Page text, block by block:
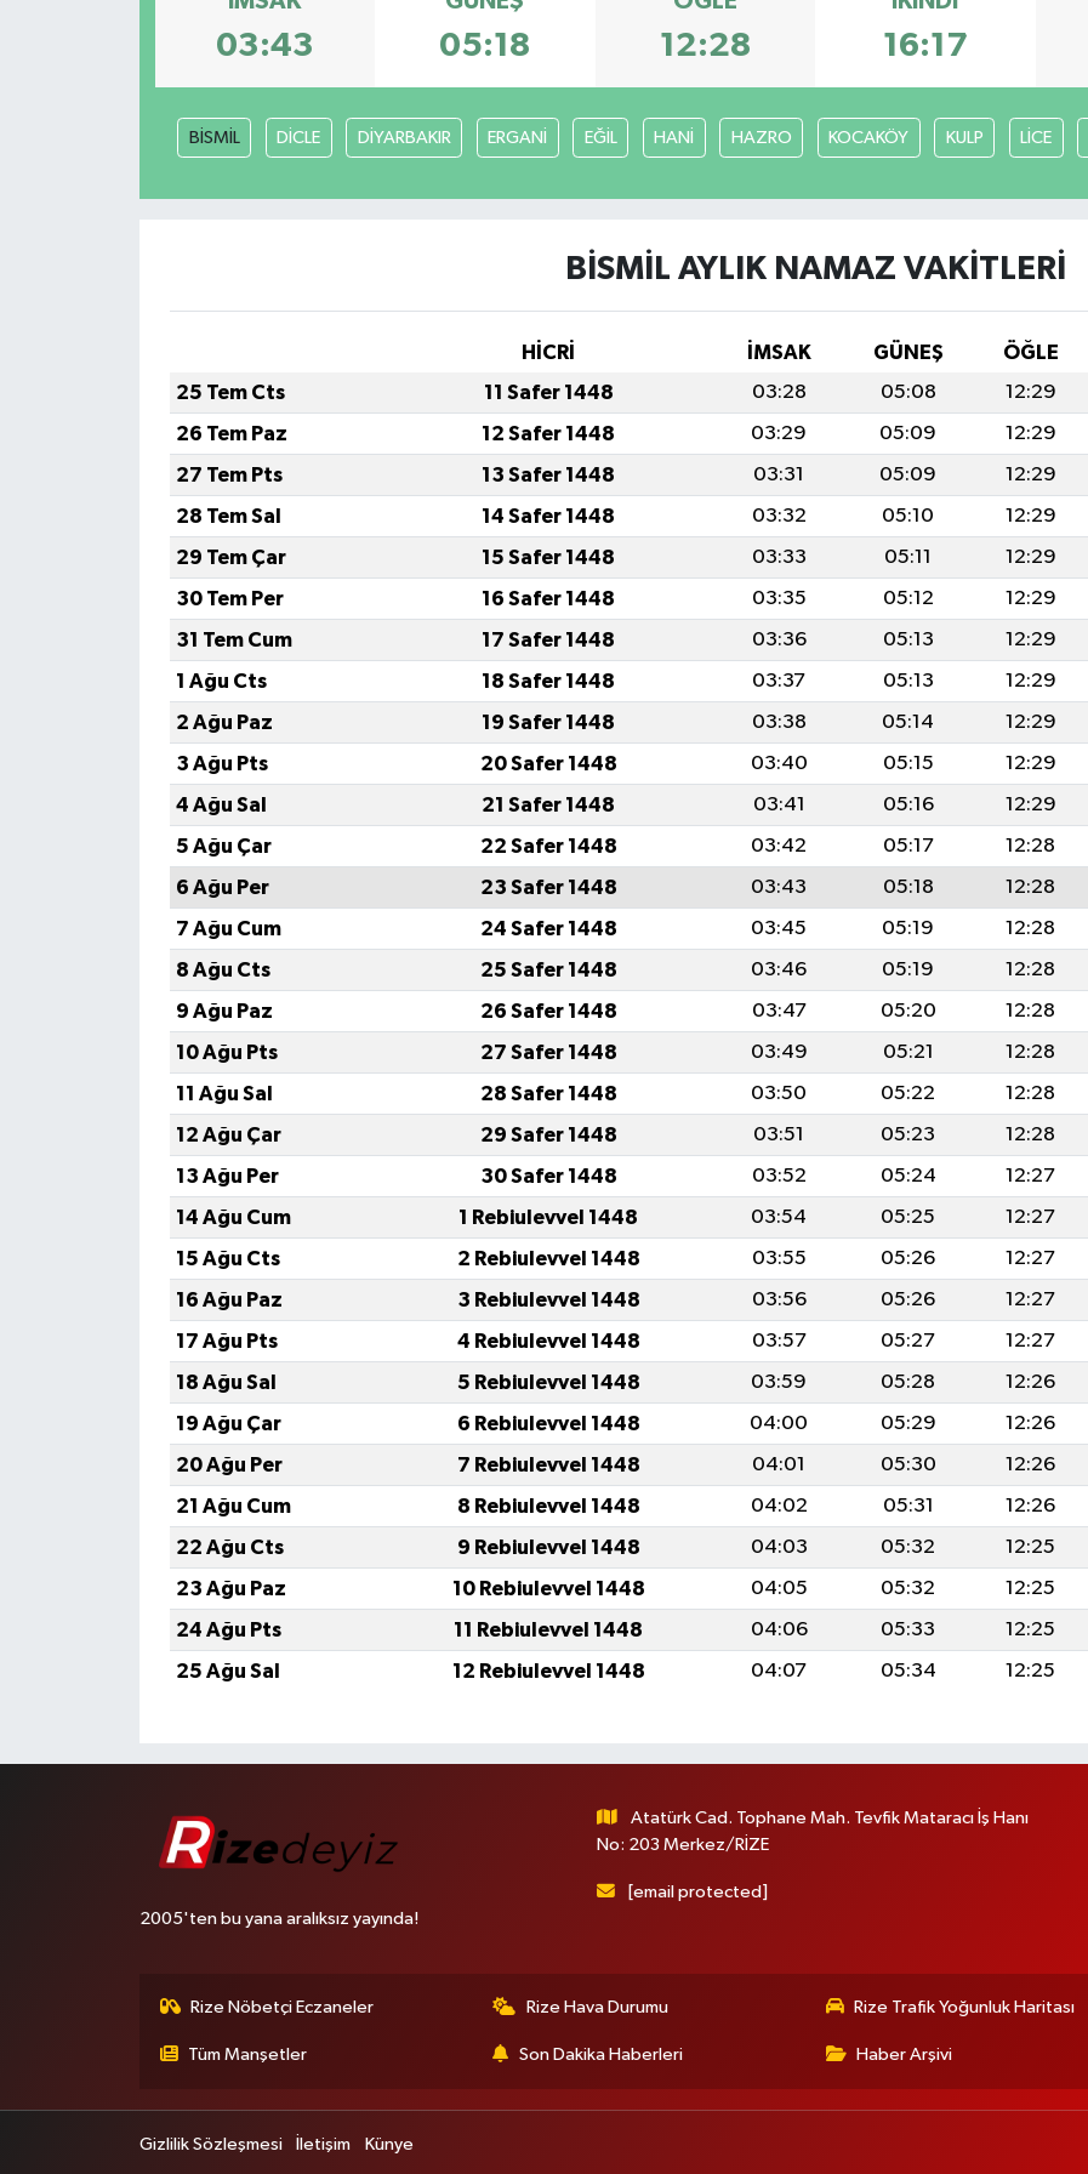
03:43 05:18 12:28 16:17
BİSMİL DİCLE DİYARBAKIR ERGANİ EĞİL HANİ HAZRO KOCAKÖY KULP LİCE
BİSMİL AYLIK NAMAZ VAKITLERI
HİCRİ İMSAK GÜNEŞ ÖĞLE
25 Tem Cts
11 Safer 1448 03:28 05:08 12:29
26 Tem Paz
12 Safer 1448 03:29 05:09 12:29
27 Tem Pts
13 Safer 1448 03:31 05:09 12:29
28 Tem Sal
14 Safer 1448 03:32 05:10 12:29
29 Tem Çar
15 Safer 1448 03:33 05:11 12:29
30 Tem Per
16 Safer 1448 03:35 05:12 12:29
31 Tem Cum
17 Safer 1448 03:36 05:13 12:29
1 Ağu Cts
18 Safer 1448 03:37 05:13 12:29
2 Ağu Paz
19 Safer 1448 03:38 05:14 12:29
3 Ağu Pts
20 Safer 1448 03:40 05:15 12:29
4 Ağu Sal
21 Safer 1448 03:41 05:16 12:29
5 Ağu Çar
22 Safer 1448 03:42 05:17 12:28
6 Ağu Per
23 Safer 1448 03:43 05:18 12:28
7 Ağu Cum
24 Safer 1448 03:45 05:19 12:28
8 Ağu Cts
25 Safer 1448 03:46 05:19 12:28
9 Ağu Paz
26 Safer 1448 03:47 05:20 12:28
10 Ağu Pts
27 Safer 1448 03:49 05:21 12:28
11 Ağu Sal
28 Safer 1448 03:50 05:22 12:28
12 Ağu Çar
29 Safer 1448 03:51 05:23 12:28
13 Ağu Per
30 Safer 1448 03:52 05:24 12:27
14 Ağu Cum
1 Rebiulevvel 1448 03:54 05:25 12:27
15 Ağu Cts
2 Rebiulevvel 1448 03:55 05:26 12:27
16 Ağu Paz
3 Rebiulevvel 1448 03:56 05:26 12:27
17 Ağu Pts
4 Rebiulevvel 1448 03:57 05:27 12:27
18 Ağu Sal
5 Rebiulevvel 1448 03:59 05:28 12:26
19 Ağu Çar
6 Rebiulevvel 1448 04:00 05:29 12:26
20 Ağu Per
7 Rebiulevvel 1448 04:01 05:30 12:26
21 Ağu Cum
8 Rebiulevvel 1448 04:02 05:31 12:26
22 Ağu Cts
9 Rebiulevvel 1448 04:03 05:32 12:25
23 Ağu Paz
10 Rebiulevvel 1448 04:05 05:32 12:25
24 Ağu Pts
11 Rebiulevvel 1448 04:06 05:33 12:25
25 Ağu Sal
12 Rebiulevvel 1448 04:07 05:34 12:25
2005'ten bu yana aralıksız yayında!
Atatürk Cad. Tophane Mah. Tevfik Mataracı İş Hanı
No: 203 Merkez/RİZE
[email protected]
Rize Nöbetçi Eczaneler Rize Hava Durumu Rize Trafik Yoğunluk Haritası
Tüm Manşetler Son Dakika Haberleri Haber Arşivi
Gizlilik Sözleşmesi İletişim Künye